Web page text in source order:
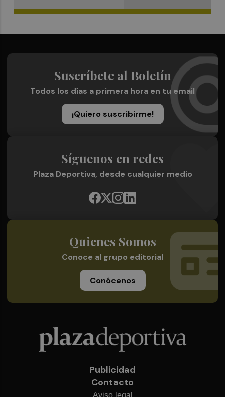
Suscríbete al Boletín
Todos los días a primera hora en tu email
¡Quiero suscribirme!
Síguenos en redes
Plaza Deportiva, desde cualquier medio
Quienes Somos
Conoce al grupo editorial
Conócenos
Publicidad
Contacto
Aviso legal